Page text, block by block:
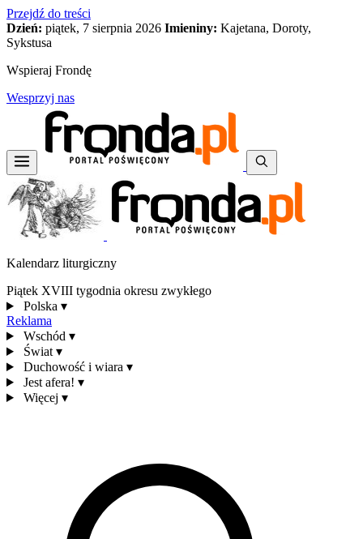
Przejdź do treści
Dzień: piątek, 7 sierpnia 2026 Imieniny: Kajetana, Doroty,
Sykstusa
Wspieraj Frondę
Wesprzyj nas
Kalendarz liturgiczny
Piątek XVIII tygodnia okresu zwykłego
Polska ▾
Reklama
Wschód ▾
Świat ▾
Duchowość i wiara ▾
Jest afera! ▾
Więcej ▾